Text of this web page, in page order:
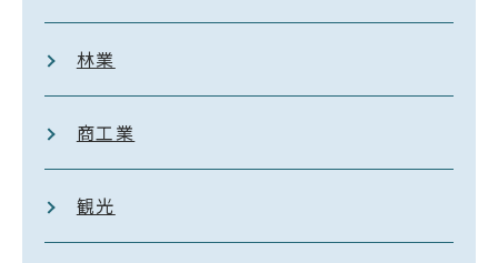
林業
商工業
観光